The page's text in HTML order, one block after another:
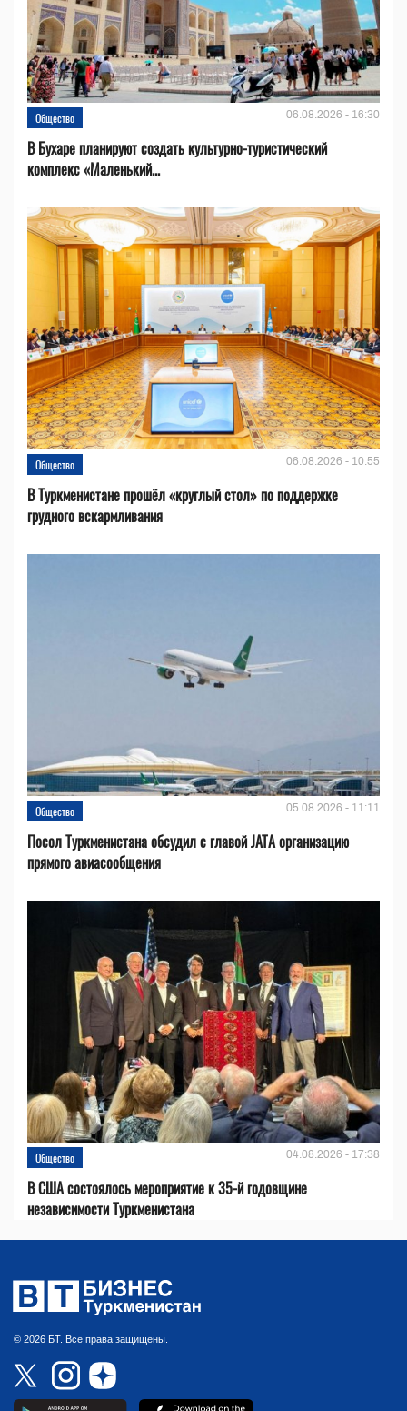
Общество 06.08.2026 - 16:30
В Бухаре планируют создать культурно-туристический
комплекс «Маленький...
Общество 06.08.2026 - 10:55
В Туркменистане прошёл «круглый стол» по поддержке
грудного вскармливания
Общество 05.08.2026 - 11:11
Посол Туркменистана обсудил с главой JATA организацию
прямого авиасообщения
Общество 04.08.2026 - 17:38
В США состоялось мероприятие к 35-й годовщине
независимости Туркменистана
© 2026 БТ. Все права защищены.